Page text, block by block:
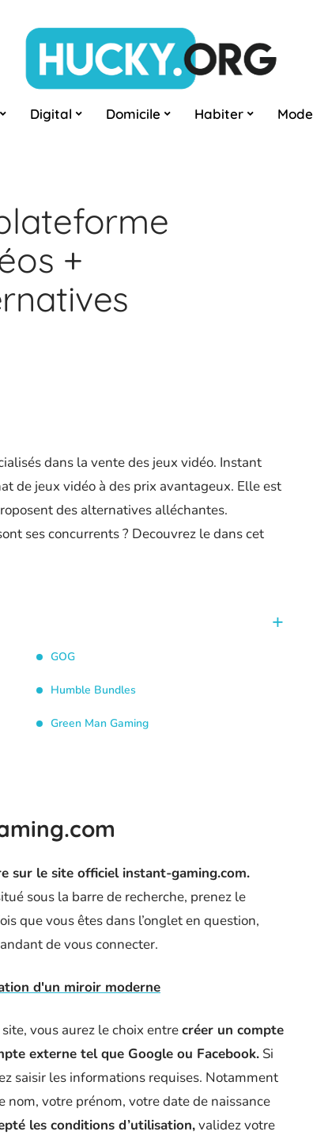
Digital Domicile Habiter Mode
+
dans la vente des jeux vidéo. Instant
de jeux vidéo à des prix avantageux. Elle est
des alternatives alléchantes.
ses concurrents ? Decouvrez le dans cet
GOG
Humble Bundles
Green Man Gaming
sur le site officiel instant-gaming.com.
sous la barre de recherche, prenez le
que vous êtes dans l’onglet en question,
de vous connecter.
d'un miroir moderne
vous aurez le choix entrecréer un compte
externe tel que Google ou Facebook. Si
saisir les informations requises. Notamment
votre prénom, votre date de naissance
les conditions d’utilisation,validez votre